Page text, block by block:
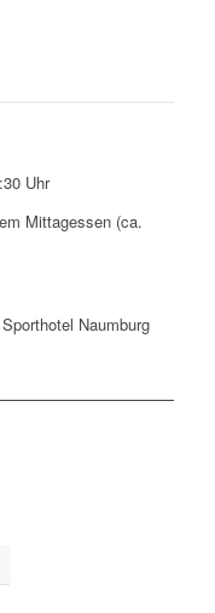
Uhr
Mittagessen (ca.
Naumburg